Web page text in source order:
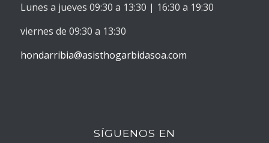
Lunes a jueves 09:30 a 13:30 | 16:30 a 19:30
viernes de 09:30 a 13:30
hondarribia@asisthogarbidasoa.com
SÍGUENOS EN